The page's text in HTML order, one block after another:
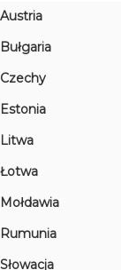
Austria
Bułgaria
Czechy
Estonia
Litwa
Łotwa
Mołdawia
Rumunia
Słowacja